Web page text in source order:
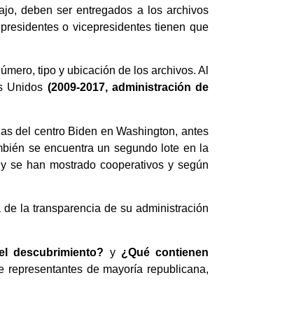
deben ser entregados a los archivos
o vicepresidentes tienen que
tipo y ubicación de los archivos. Al
Unidos (2009-2017, administración de
del centro Biden en Washington, antes
se encuentra un segundo lote en la
se han mostrado cooperativos y según
la transparencia de su administración
descubrimiento? y ¿Qué contienen
de mayoría republicana,